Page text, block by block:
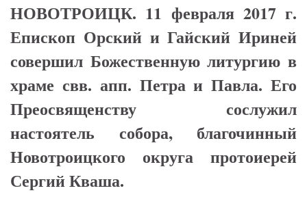
НОВОТРОИЦК. 11 февраля 2017 г.
Епископ Орский и Гайский Ириней
совершил Божественную литургию в
храме свв. апп. Петра и Павла. Его
Преосвященству сослужил
настоятель собора, благочинный
Новотроицкого округа протоиерей
Сергий Кваша.